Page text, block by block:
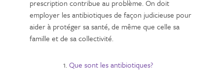
prescription contribue au problème. On doit
employer les antibiotiques de façon judicieuse pour
aider à protéger sa santé, de même que celle sa
famille et de sa collectivité.
Que sont les antibiotiques?